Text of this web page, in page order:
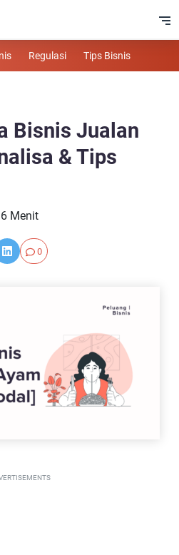
Regulasi Tips Bisnis
Bisnis Jualan
& Tips
6 Menit
0